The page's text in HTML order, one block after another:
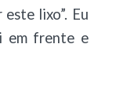
lixo”. Eu
em frente e